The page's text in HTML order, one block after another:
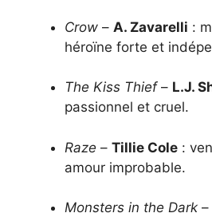
Crow – A. Zavarelli :
héroïne forte et
The Kiss Thief– L.J.
passionnel et cruel.
Raze – Tillie Cole :
amour improbable.
Monsters in the Dark –